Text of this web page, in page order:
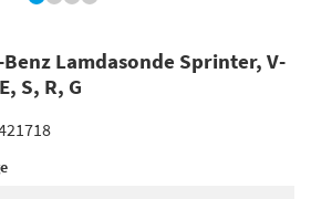
Lamdasonde Sprinter, V-
S, R, G